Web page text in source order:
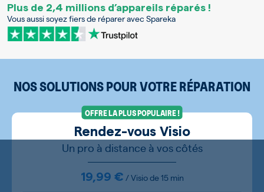
Plus de 2,4 millions d’appareils réparés !
Vous aussi soyez fiers de réparer avec Spareka
NOS SOLUTIONS POUR VOTRE RÉPARATION
OFFRE LA PLUS POPULAIRE !
Rendez-vous Visio
Un pro à distance à vos côtés
19,99 € / Visio de 15 min